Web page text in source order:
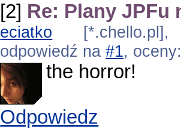
[2] Re: Plany JPFu
eciatko [*.chello.pl],
odpowiedź na#1,
the horror!
Odpowiedz